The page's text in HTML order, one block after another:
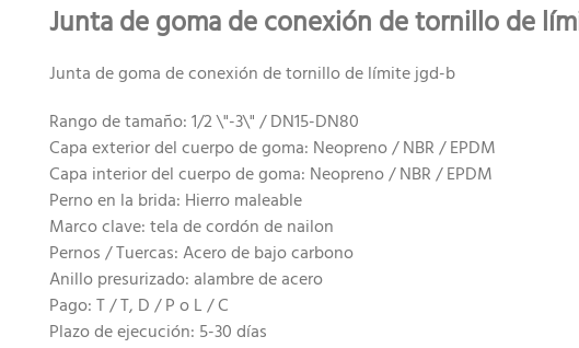
Junta de goma de conexión de tornillo de
Junta de goma de conexión de tornillo de límite jgd-b
Rango de tamaño: 1/2 \"-3\" / DN15-DN80
Capa exterior del cuerpo de goma: Neopreno / NBR / EPDM
Capa interior del cuerpo de goma: Neopreno / NBR / EPDM
Perno en la brida: Hierro maleable
Marco clave: tela de cordón de nailon
Pernos / Tuercas: Acero de bajo carbono
Anillo presurizado: alambre de acero
Pago: T / T, D / P o L / C
Plazo de ejecución: 5-30 días